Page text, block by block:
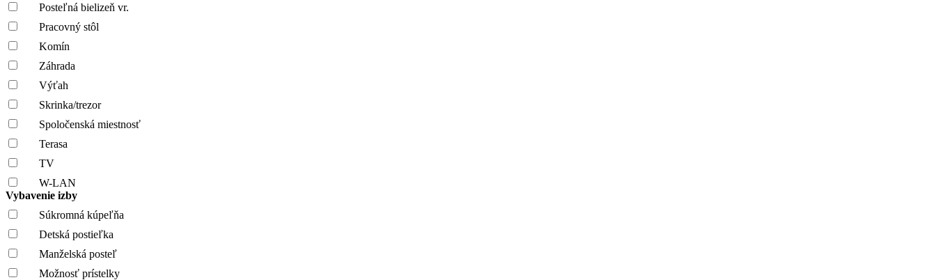
Posteľná bielizeň vr.
Pracovný stôl
Komín
Záhrada
Výťah
Skrinka/trezor
Spoločenská miestnosť
Terasa
TV
W-LAN
Vybavenie izby
Súkromná kúpeľňa
Detská postieľka
Manželská posteľ
Možnosť prístelky